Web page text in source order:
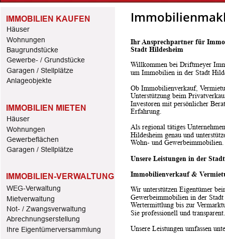
IMMOBILIEN KAUFEN
Häuser
Wohnungen
Baugrundstücke
Gewerbe- / Grundstücke
Garagen / Stellplätze
Anlageobjekte
IMMOBILIEN MIETEN
Häuser
Wohnungen
Gewerbeflächen
Garagen / Stellplätze
IMMOBILIEN-VERWALTUNG
WEG-Verwaltung
Mietverwaltung
Not- / Zwangsverwaltung
Abrechnungserstellung
Ihre Eigentümerversammlung
Ihr Ansprechpartner für
Stadt Hildesheim
Willkommen bei Driftmeyer
um Immobilien in der Stadt
Ob Immobilienverkauf,
Unterstützung beim
Investoren mit persönlicher
Erfahrung.
Als regional tätiges
Hildesheim genau und
Wohn- und Gewerbeimmobilien.
Unsere Leistungen in der
Immobilienverkauf &
Wir unterstützen Eigentümer
Gewerbeimmobilien in der
Wertermittlung bis zur
Sie professionell und transparent.
Unsere Leistungen umfassen